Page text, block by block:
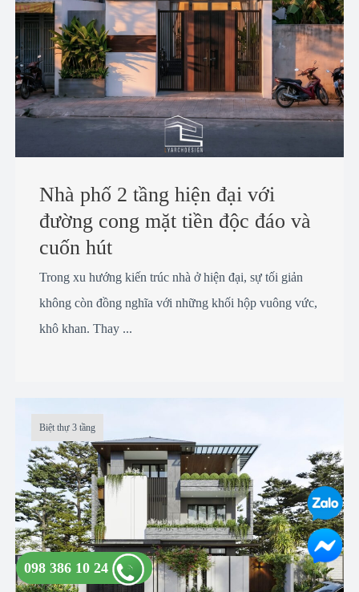
Nhà phố 2 tầng hiện đại với
đường cong mặt tiền độc đáo và
cuốn hút
Trong xu hướng kiến trúc nhà ở hiện đại, sự tối giản
không còn đồng nghĩa với những khối hộp vuông vức,
khô khan. Thay ...
Biệt thự 3 tầng
098 386 10 24